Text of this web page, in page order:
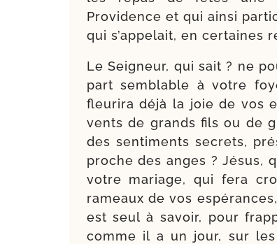
Providence et qui ain­si
qui s’ap­pe­lait, en cer­taines
Le Seigneur, qui sait ? ne
part sem­blable à votre
fleu­ri­ra déjà la joie de vos
vents de grands fils ou de
des sen­ti­ments secrets,
proche des anges ? Jésus,
votre mariage, qui fera
rameaux de vos
est seul à savoir, pour
comme il a un jour, sur